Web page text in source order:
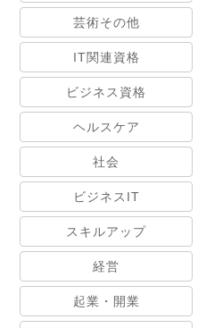
芸術その他
IT関連資格
ビジネス資格
ヘルスケア
社会
ビジネスIT
スキルアップ
経営
起業・開業